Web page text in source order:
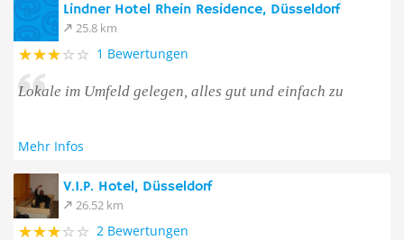
Lindner Hotel Rhein Residence, Düsseldorf
25.8 km
1 Bewertungen
Lokale im Umfeld gelegen, alles gut und einfach zu
Mehr Infos
V.I.P. Hotel, Düsseldorf
26.52 km
2 Bewertungen